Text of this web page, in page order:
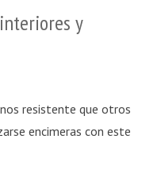
y
resistente que otros
encimeras con este